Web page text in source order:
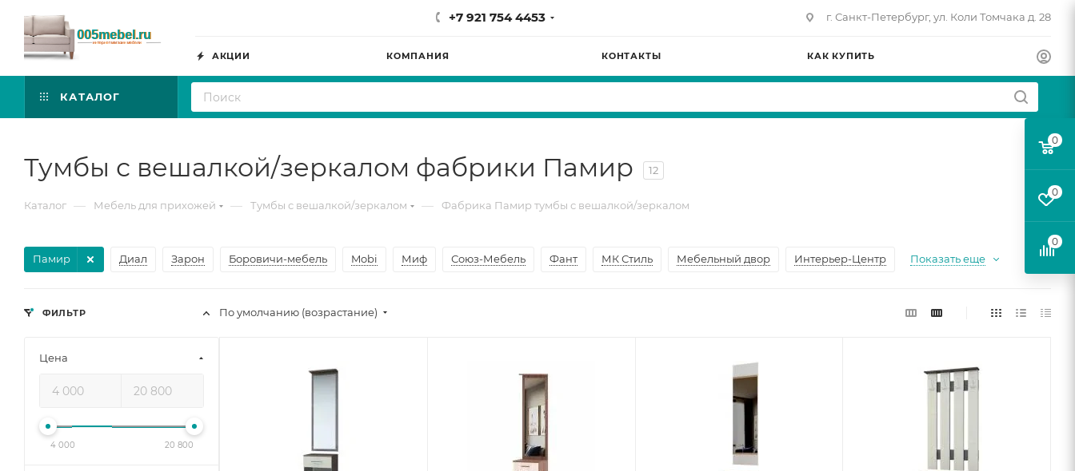
+7 921 754 4453 г. Санкт-Петербург, ул. Коли Томчака д. 28
АКЦИИ КОМПАНИЯ КОНТАКТЫ КАК КУПИТЬ
КАТАЛОГ
Тумбы с вешалкой/зеркалом фабрики Памир 12
Каталог — Мебель для прихожей — Тумбы с вешалкой/зеркалом — Фабрика Памир тумбы с вешалкой/зеркалом
Диал Зарон Боровичи-мебель Mobi Миф Союз-Мебель Фант МК Стиль Мебельный двор Интерьер-Центр
Памир Показать еще
По умолчанию (возрастание)
ФИЛЬТР
Цена
4 000 20 800
0
0
0